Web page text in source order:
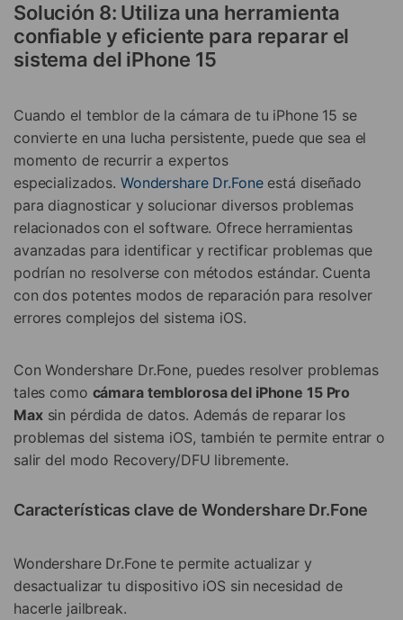
Solución 8: Utiliza una herramienta
confiable y eficiente para reparar el
sistema del iPhone 15
Cuando el temblor de la cámara de tu iPhone 15 se
convierte en una lucha persistente, puede que sea el
momento de recurrir a expertos
especializados. Wondershare Dr.Fone está diseñado
para diagnosticar y solucionar diversos problemas
relacionados con el software. Ofrece herramientas
avanzadas para identificar y rectificar problemas que
podrían no resolverse con métodos estándar. Cuenta
con dos potentes modos de reparación para resolver
errores complejos del sistema iOS.
Con Wondershare Dr.Fone, puedes resolver problemas
tales como cámara temblorosa del iPhone 15 Pro
Max sin pérdida de datos. Además de reparar los
problemas del sistema iOS, también te permite entrar o
salir del modo Recovery/DFU libremente.
Características clave de Wondershare Dr.Fone
Wondershare Dr.Fone te permite actualizar y
desactualizar tu dispositivo iOS sin necesidad de
hacerle jailbreak.